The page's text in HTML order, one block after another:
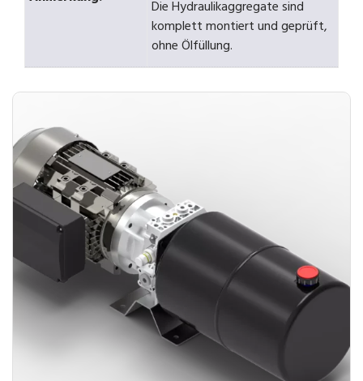
Die Hydraulikaggregate sind
komplett montiert und geprüft,
ohne Ölfüllung.